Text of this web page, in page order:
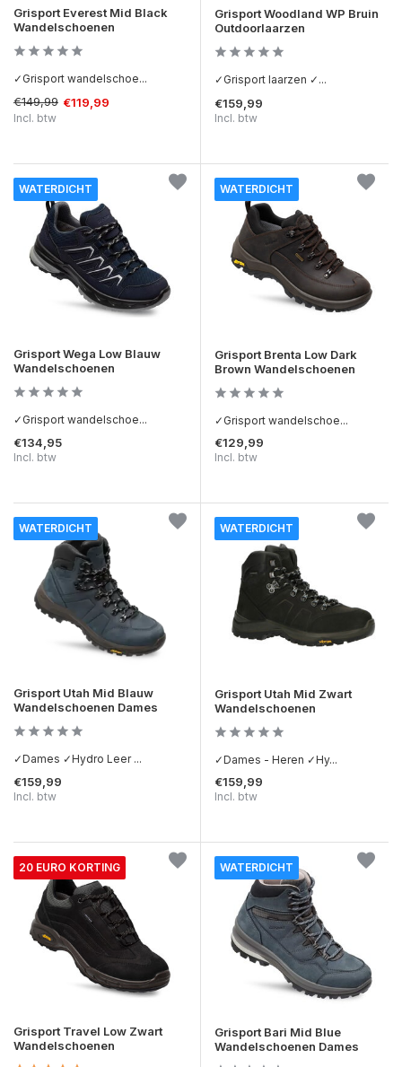
Grisport Everest Mid Black
Wandelschoenen
✓Grisport wandelschoe...
€149,99 €119,99
Incl. btw
Grisport Woodland WP Bruin
Outdoorlaarzen
✓Grisport laarzen ✓...
€159,99
Incl. btw
WATERDICHT
Grisport Wega Low Blauw
Wandelschoenen
✓Grisport wandelschoe...
€134,95
Incl. btw
WATERDICHT
Grisport Brenta Low Dark
Brown Wandelschoenen
✓Grisport wandelschoe...
€129,99
Incl. btw
WATERDICHT
Grisport Utah Mid Blauw
Wandelschoenen Dames
✓Dames ✓Hydro Leer ...
€159,99
Incl. btw
WATERDICHT
Grisport Utah Mid Zwart
Wandelschoenen
✓Dames - Heren ✓Hy...
€159,99
Incl. btw
20 EURO KORTING
Grisport Travel Low Zwart
Wandelschoenen
WATERDICHT
Grisport Bari Mid Blue
Wandelschoenen Dames